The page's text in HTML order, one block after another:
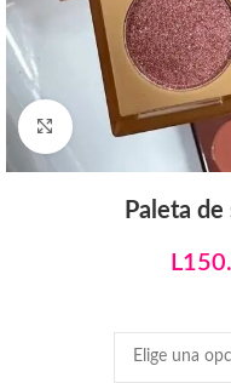
Click to enlarge
Paleta
L